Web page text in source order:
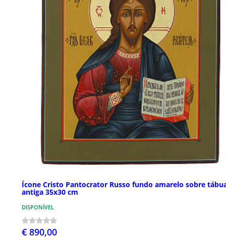
Ícone Cristo Pantocrator Russo fundo amarelo sobre
antiga 35x30 cm
DISPONÍVEL
€ 890,00